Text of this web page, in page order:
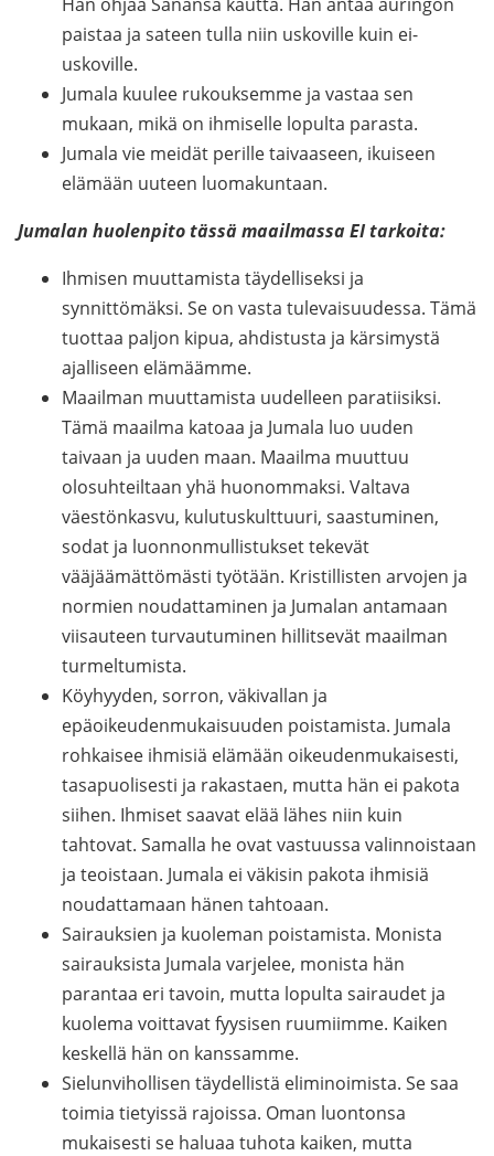
paistaa ja sateen tulla niin uskoville kuin ei-
uskoville.
Jumala kuulee rukouksemme ja vastaa sen
mukaan, mikä on ihmiselle lopulta parasta.
Jumala vie meidät perille taivaaseen, ikuiseen
elämään uuteen luomakuntaan.
Jumalan huolenpito tässä maailmassa EI tarkoita:
Ihmisen muuttamista täydelliseksi ja
synnittömäksi. Se on vasta tulevaisuudessa. Tämä
tuottaa paljon kipua, ahdistusta ja kärsimystä
ajalliseen elämäämme.
Maailman muuttamista uudelleen paratiisiksi.
Tämä maailma katoaa ja Jumala luo uuden
taivaan ja uuden maan. Maailma muuttuu
olosuhteiltaan yhä huonommaksi. Valtava
väestönkasvu, kulutuskulttuuri, saastuminen,
sodat ja luonnonmullistukset tekevät
vääjäämättömästi työtään. Kristillisten arvojen ja
normien noudattaminen ja Jumalan antamaan
viisauteen turvautuminen hillitsevät maailman
turmeltumista.
Köyhyyden, sorron, väkivallan ja
epäoikeudenmukaisuuden poistamista. Jumala
rohkaisee ihmisiä elämään oikeudenmukaisesti,
tasapuolisesti ja rakastaen, mutta hän ei pakota
siihen. Ihmiset saavat elää lähes niin kuin
tahtovat. Samalla he ovat vastuussa valinnoistaan
ja teoistaan. Jumala ei väkisin pakota ihmisiä
noudattamaan hänen tahtoaan.
Sairauksien ja kuoleman poistamista. Monista
sairauksista Jumala varjelee, monista hän
parantaa eri tavoin, mutta lopulta sairaudet ja
kuolema voittavat fyysisen ruumiimme. Kaiken
keskellä hän on kanssamme.
Sielunvihollisen täydellistä eliminoimista. Se saa
toimia tietyissä rajoissa. Oman luontonsa
mukaisesti se haluaa tuhota kaiken, mutta